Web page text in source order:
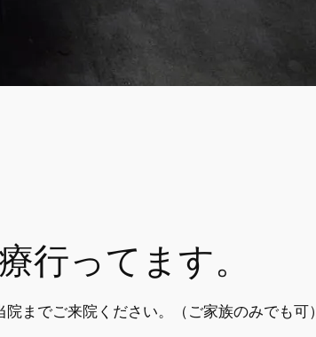
行ってます。
までご来院ください。（ご家族のみでも可）